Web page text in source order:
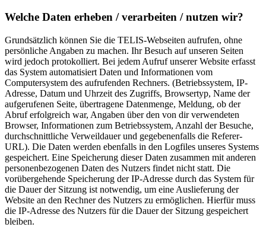
Welche Daten erheben / verarbeiten / nutzen wir?
Grundsätzlich können Sie die TELIS-Webseiten aufrufen, ohne
persönliche Angaben zu machen. Ihr Besuch auf unseren Seiten
wird jedoch protokolliert. Bei jedem Aufruf unserer Website erfasst
das System automatisiert Daten und Informationen vom
Computersystem des aufrufenden Rechners. (Betriebssystem, IP-
Adresse, Datum und Uhrzeit des Zugriffs, Browsertyp, Name der
aufgerufenen Seite, übertragene Datenmenge, Meldung, ob der
Abruf erfolgreich war, Angaben über den von dir verwendeten
Browser, Informationen zum Betriebssystem, Anzahl der Besuche,
durchschnittliche Verweildauer und gegebenenfalls die Referer-
URL). Die Daten werden ebenfalls in den Logfiles unseres Systems
gespeichert. Eine Speicherung dieser Daten zusammen mit anderen
personenbezogenen Daten des Nutzers findet nicht statt. Die
vorübergehende Speicherung der IP-Adresse durch das System für
die Dauer der Sitzung ist notwendig, um eine Auslieferung der
Website an den Rechner des Nutzers zu ermöglichen. Hierfür muss
die IP-Adresse des Nutzers für die Dauer der Sitzung gespeichert
bleiben.